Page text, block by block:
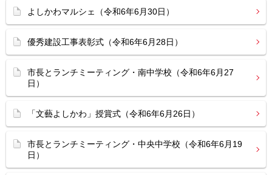
よしかわマルシェ（令和6年6月30日）
優秀建設工事表彰式（令和6年6月28日）
市長とランチミーティング・南中学校（令和6年6月27
日）
「文藝よしかわ」授賞式（令和6年6月26日）
市長とランチミーティング・中央中学校（令和6年6月19
日）